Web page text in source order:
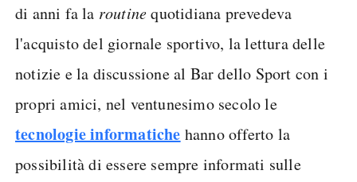
di anni fa la routinequotidiana prevedeva
l'acquisto del giornale sportivo, la lettura delle
notizie e la discussione al Bar dello Sport con i
propri amici, nel ventunesimo secolo le
tecnologie informatiche hanno offerto la
possibilità di essere sempre informati sulle